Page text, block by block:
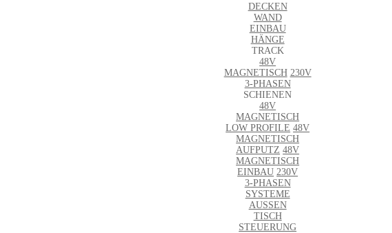
DECKEN
WAND
EINBAU
HÄNGE
TRACK
48V
MAGNETISCH 230V
3-PHASEN
SCHIENEN
48V
MAGNETISCH
LOW PROFILE 48V
MAGNETISCH
AUFPUTZ 48V
MAGNETISCH
EINBAU 230V
3-PHASEN
SYSTEME
AUSSEN
TISCH
STEUERUNG